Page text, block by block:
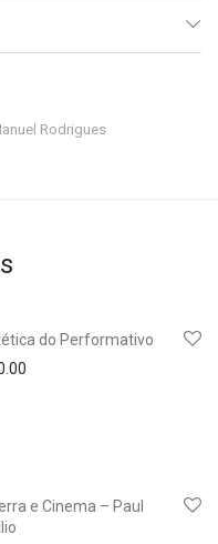
Rodrigues
do Performativo
e Cinema – Paul